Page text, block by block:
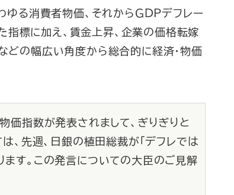
ゆる消費者物価、それからＧＤＰデフレー
た指標に加え、賃金上昇、企業の価格転嫁
どの幅広い角度から総合的に経済・物価
価指数が発表されまして、ぎりぎりと
、先週、日銀の植田総裁が「デフレでは
ます。この発言についての大臣のご見解